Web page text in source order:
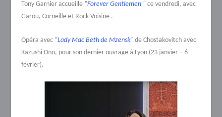
Tony Garnier accueille “Forever Gentlemen “ ce vendredi, avec
Garou, Corneille et Rock Voisine .
Opéra avec “Lady Mac Beth de Mzensk” de Chostakovitch avec
Kazushi Ono, pour son dernier ouvrage à Lyon (23 janvier – 6
février).